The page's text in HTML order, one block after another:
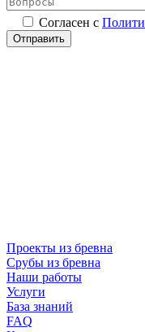
Согласен с
Проекты из бревна
Срубы из бревна
Наши работы
Услуги
База знаний
FAQ